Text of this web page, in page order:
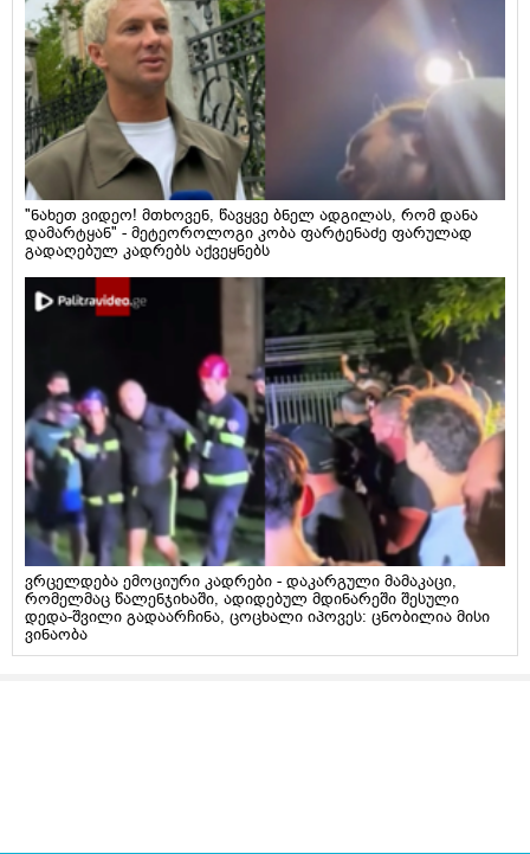
"ნახეთ ვიდეო! მთხოვენ, წავყვე ბნელ ადგილას, რომ დანა
დამარტყან" - მეტეოროლოგი კობა ფარტენაძე ფარულად
გადაღებულ კადრებს აქვეყნებს
ვრცელდება ემოციური კადრები - დაკარგული მამაკაცი,
რომელმაც წალენჯიხაში, ადიდებულ მდინარეში შესული
დედა-შვილი გადაარჩინა, ცოცხალი იპოვეს: ცნობილია მისი
ვინაობა